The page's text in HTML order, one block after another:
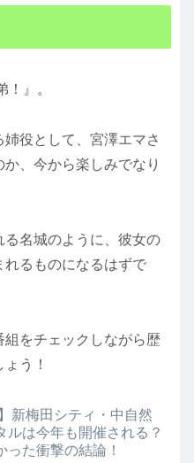
』。
役として、宮澤エマさ
、今から楽しみでなり
る名城のように、彼女の
るものになるはずで
をチェックしながら歴
う！
新梅田シティ・中自然
ルは今年も開催される？
った衝撃の結論！